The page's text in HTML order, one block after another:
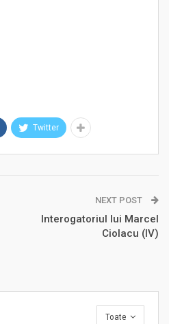
Twitter
NEXT POST
Interogatoriul lui Marcel
Ciolacu (IV)
Toate